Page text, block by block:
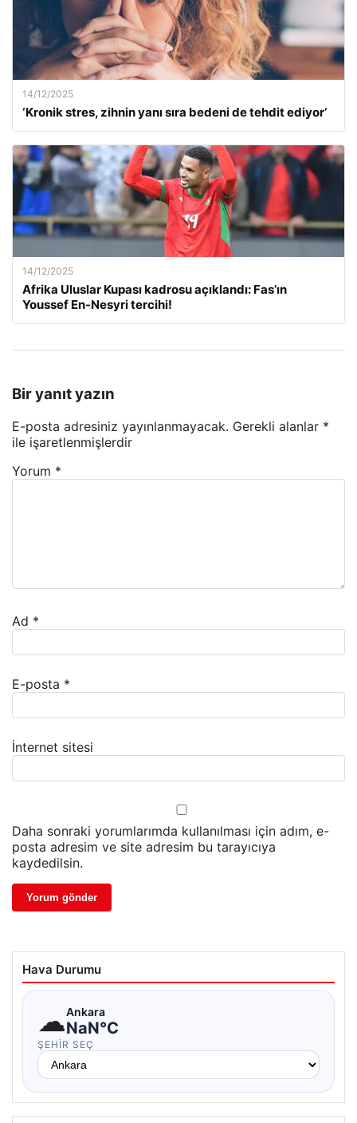
14/12/2025
‘Kronik stres, zihnin yanı sıra bedeni de tehdit ediyor’
14/12/2025
Afrika Uluslar Kupası kadrosu açıklandı: Fas’ın
Youssef En-Nesyri tercihi!
Bir yanıt yazın
E-posta adresiniz yayınlanmayacak. Gerekli alanlar *
ile işaretlenmişlerdir
Yorum *
Ad *
E-posta *
İnternet sitesi
Daha sonraki yorumlarımda kullanılması için adım, e-
posta adresim ve site adresim bu tarayıcıya
kaydedilsin.
Hava Durumu
☁Ankara
NaN°C
ŞEHIR SEÇ